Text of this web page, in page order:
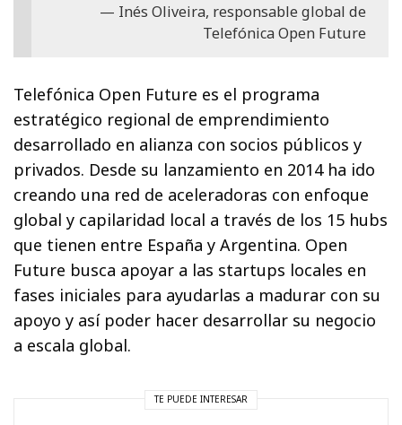
Inés Oliveira, responsable global de
Telefónica Open Future
Telefónica Open Future es el programa
estratégico regional de emprendimiento
desarrollado en alianza con socios públicos y
privados. Desde su lanzamiento en 2014 ha ido
creando una red de aceleradoras con enfoque
global y capilaridad local a través de los 15 hubs
que tienen entre España y Argentina. Open
Future busca apoyar a las startups locales en
fases iniciales para ayudarlas a madurar con su
apoyo y así poder hacer desarrollar su negocio
a escala global.
TE PUEDE INTERESAR